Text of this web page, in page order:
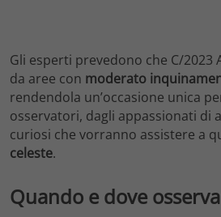
Gli esperti prevedono che C/2023
da aree con moderato
rendendola un’occasione unica
osservatori, dagli appassionati di
curiosi che vorranno assistere a
celeste.
Quando e dove